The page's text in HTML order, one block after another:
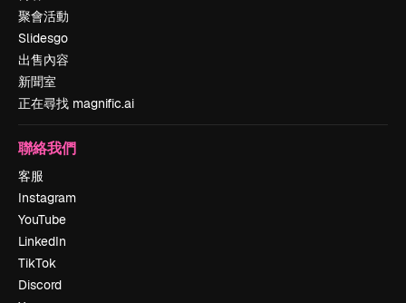
聚會活動
Slidesgo
出售內容
新聞室
正在尋找 magnific.ai
聯絡我們
客服
Instagram
YouTube
LinkedIn
TikTok
Discord